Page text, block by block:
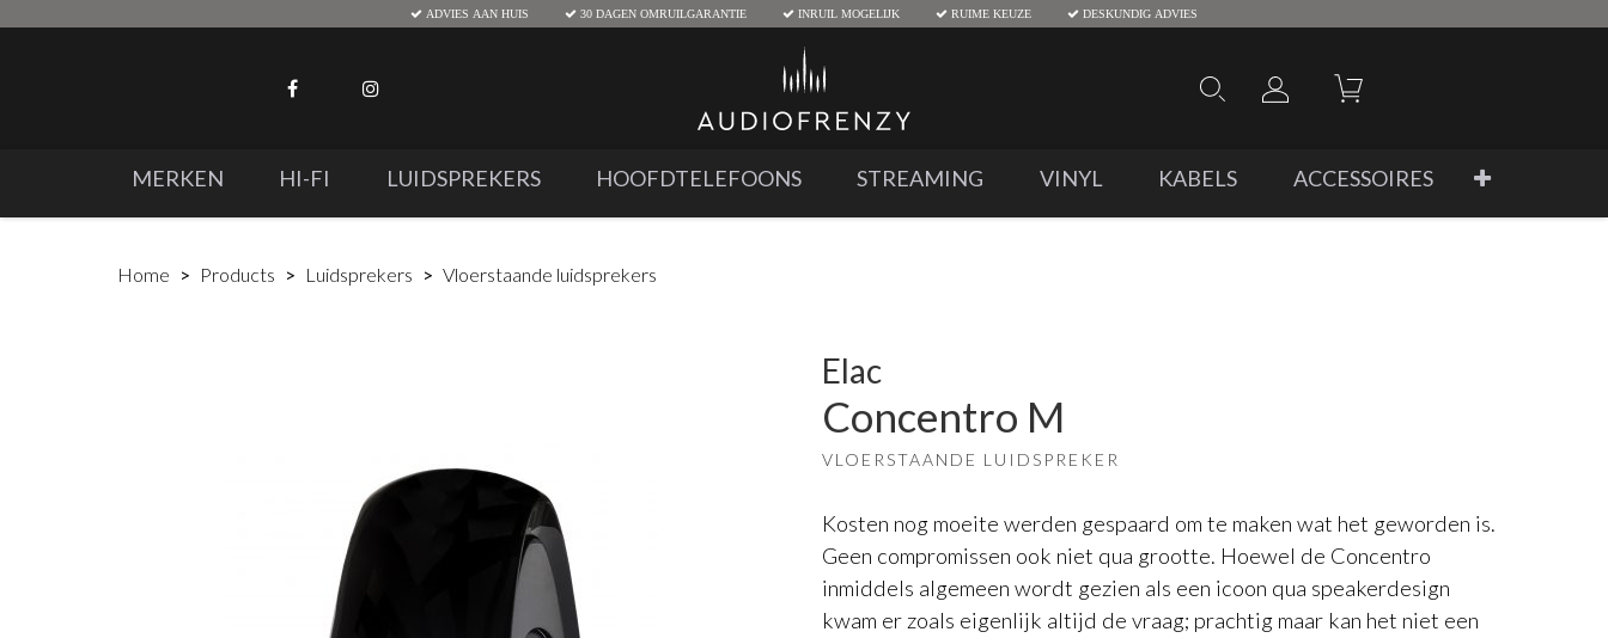
ADVIES AAN HUIS 30 DAGEN OMRUILGARANTIE INRUIL MOGELIJK RUIME KEUZE DESKUNDIG ADVIES
MERKEN HI-FI LUIDSPREKERS HOOFDTELEFOONS STREAMING VINYL KABELS ACCESSOIRES
Home Products Luidsprekers Vloerstaande luidsprekers
Elac
Concentro M
VLOERSTAANDE LUIDSPREKER
Kosten nog moeite werden gespaard om te maken wat het geworden is.
Geen compromissen ook niet qua grootte. Hoewel de Concentro
inmiddels algemeen wordt gezien als een icoon qua speakerdesign
kwam er zoals eigenlijk altijd de vraag; prachtig maar kan het niet een